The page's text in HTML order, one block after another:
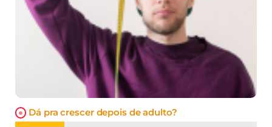
Dá pra crescer depois de adulto?